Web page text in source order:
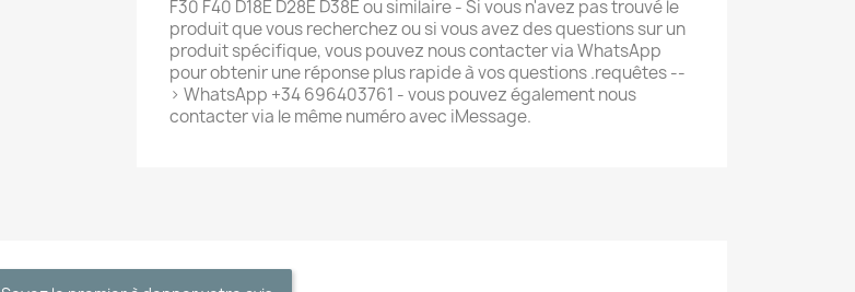
F30 F40 D18E D28E D38E ou similaire - Si vous n'avez pas trouvé le
produit que vous recherchez ou si vous avez des questions sur un
produit spécifique, vous pouvez nous contacter via WhatsApp
pour obtenir une réponse plus rapide à vos questions .requêtes --
> WhatsApp +34 696403761 - vous pouvez également nous
contacter via le même numéro avec iMessage.